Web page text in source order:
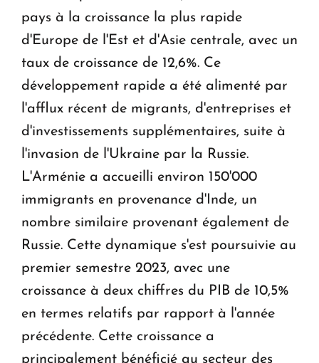
pays à la croissance la plus rapide
d'Europe de l'Est et d'Asie centrale, avec un
taux de croissance de 12,6%. Ce
développement rapide a été alimenté par
l'afflux récent de migrants, d'entreprises et
d'investissements supplémentaires, suite à
l'invasion de l'Ukraine par la Russie.
L'Arménie a accueilli environ 150'000
immigrants en provenance d'Inde, un
nombre similaire provenant également de
Russie. Cette dynamique s'est poursuivie au
premier semestre 2023, avec une
croissance à deux chiffres du PIB de 10,5%
en termes relatifs par rapport à l'année
précédente. Cette croissance a
principalement bénéficié au secteur des